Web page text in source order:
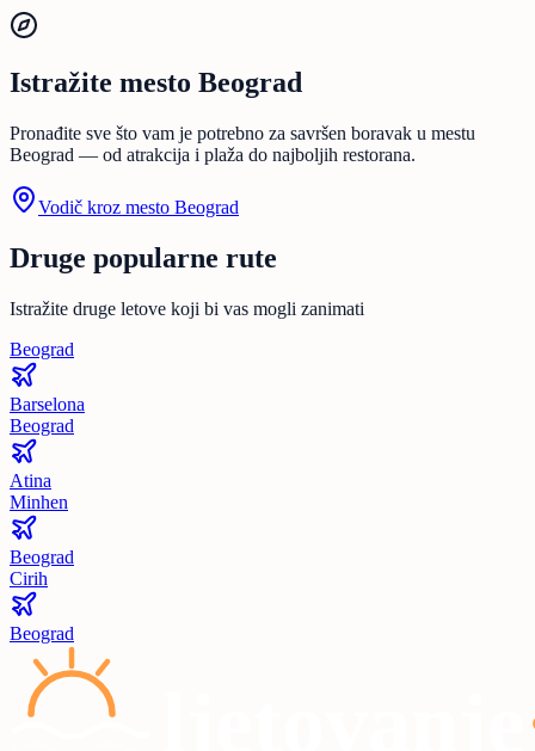
Istražite mesto Beograd
Pronađite sve što vam je potrebno za savršen boravak u mestu
Beograd — od atrakcija i plaža do najboljih restorana.
Vodič kroz mesto Beograd
Druge popularne rute
Istražite druge letove koji bi vas mogli zanimati
Beograd
Barselona
Beograd
Atina
Minhen
Beograd
Cirih
Beograd